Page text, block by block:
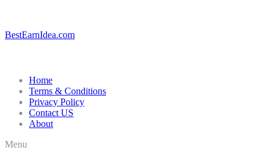
BestEarnIdea.com
Home
Terms & Conditions
Privacy Policy
Contact US
About
Menu